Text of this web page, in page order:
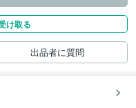
け取る
出品者に質問